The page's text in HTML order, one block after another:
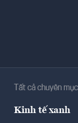
Tất cả chuyên mục
Kinh tế xanh